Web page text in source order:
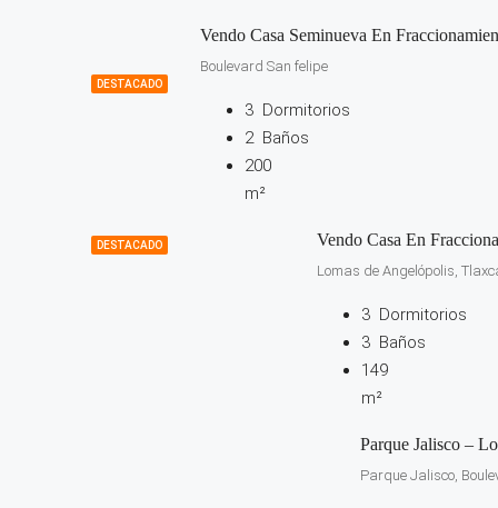
DESTACADO
Vendo Casa Seminueva En
Boulevard San felipe
3 Dormitorios
2 Baños
200
m²
DESTACADO Vendo Casa En
Lomas de Angelópolis,
3 Dormitorios
3 Baños
149
m²
Parque Jalisco –
Parque Jalisco,